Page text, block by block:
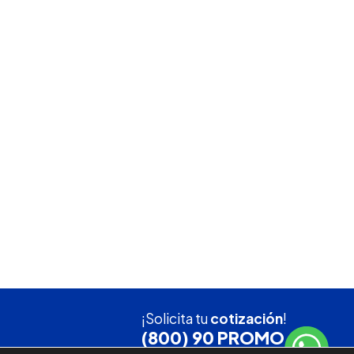
¡Solicita tucotización!
(800) 90 PROMO